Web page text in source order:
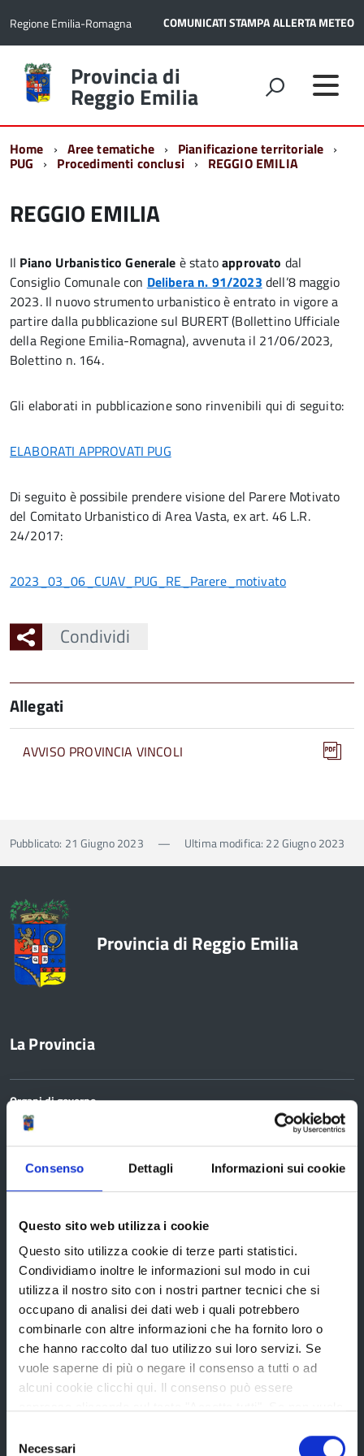
Consenso Dettagli Informazioni sui cookie
Questo sito web utilizza i cookie
Questo sito utilizza cookie di terze parti statistici.
Condividiamo inoltre le informazioni sul modo in cui
utilizza il nostro sito con i nostri partner tecnici che si
occupano di analisi dei dati web i quali potrebbero
combinarle con altre informazioni che ha fornito loro o
che hanno raccolto dal tuo utilizzo sui loro servizi. Se
vuole saperne di più o negare il consenso a tutti o ad
alcuni cookie clicchi qui. Il consenso può essere
tasto "Rifiuta".
delNecessari
Regione Emilia-Romagna COMUNICATI STAMPAALLERTA METEO
Torna
alla
home
Provincia di
Reggio Emilia
Home Aree tematiche Pianificazione territoriale
PUG Procedimenti conclusi REGGIO EMILIA
REGGIO EMILIA
Il Piano Urbanistico Generale è statoapprovato dal
Consiglio Comunale con Delibera n. 91/2023 dell’8 maggio
2023. Il nuovo strumento urbanistico è entrato in vigore a
partire dalla pubblicazione sul BURERT (Bollettino Ufficiale
della Regione Emilia-Romagna), avvenuta il 21/06/2023,
Bolettino n. 164.
Gli elaborati in pubblicazione sono rinvenibili qui di seguito:
ELABORATI APPROVATI PUG
Di seguito è possibile prendere visione del Parere Motivato
del Comitato Urbanistico di Area Vasta, ex art. 46 L.R.
24/2017:
2023_03_06_CUAV_PUG_RE_Parere_motivato
Condividi
Allegati
AVVISO PROVINCIA VINCOLI
Pubblicato: 21 Giugno 2023 — Ultima modifica: 22 Giugno 2023
Provincia di Reggio Emilia
La Provincia
Organi di governo
Statuto e Regolamenti
Elezioni
Bandi e avvisi
Bandi di gara
Concorsi e selezioni